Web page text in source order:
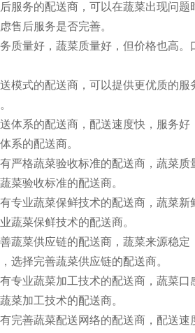
务的配送商，可以在蔬菜出现问
售后服务是否完善。
量好，蔬菜质量好，但价格也高
式的配送商，可以提供更优质的
系的配送商，配送速度快，服务
系的配送商。
格蔬菜验收标准的配送商，蔬菜
菜验收标准的配送商。
业蔬菜保鲜技术的配送商，蔬菜
蔬菜保鲜技术的配送商。
菜供应链的配送商，蔬菜来源稳
选择完善蔬菜供应链的配送商。
业蔬菜加工技术的配送商，蔬菜
菜加工技术的配送商。
善蔬菜配送网络的配送商，配送